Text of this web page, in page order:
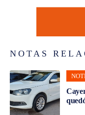
NOTAS